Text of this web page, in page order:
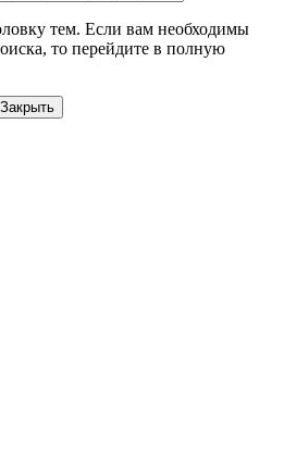
тем. Если вам необходимы
то перейдите в полную
Закрыть